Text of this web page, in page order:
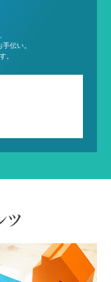
伝い。
。
ツ